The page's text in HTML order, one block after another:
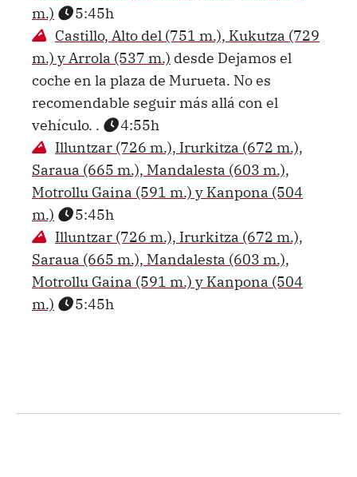
m.)
5:45h
Castillo, Alto del (751 m.), Kukutza (729
m.) y Arrola (537 m.) desde Dejamos el
coche en la plaza de Murueta. No es
recomendable seguir más allá con el
vehículo. .
4:55h
Illuntzar (726 m.), Irurkitza (672 m.),
Saraua (665 m.), Mandalesta (603 m.),
Motrollu Gaina (591 m.) y Kanpona (504
m.)
5:45h
Illuntzar (726 m.), Irurkitza (672 m.),
Saraua (665 m.), Mandalesta (603 m.),
Motrollu Gaina (591 m.) y Kanpona (504
m.)
5:45h